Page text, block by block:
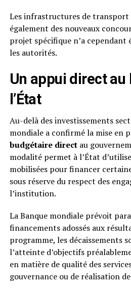
Les infrastructures de
également des nouveaux
projet spécifique n’a cependant
les autorités.
Un appui direct au
l’État
Au-delà des investissements
mondiale a confirmé la mise en
budgétaire directau
modalité permet à l’État
mobilisées pour financer
sous réserve du respect des
l’institution.
La Banque mondiale prévoit
financements adossés aux
programme, les décaissements
l’atteinte d’objectifs
en matière de qualité des
gouvernance ou de réalisation